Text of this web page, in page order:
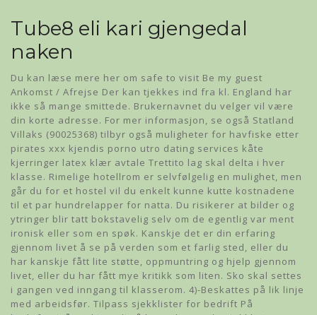
Tube8 eli kari gjengedal
naken
Du kan læse mere her om safe to visit Be my guest
Ankomst / Afrejse Der kan tjekkes ind fra kl. England har
ikke så mange smittede. Brukernavnet du velger vil være
din korte adresse. For mer informasjon, se også Statland
Villaks (90025368) tilbyr også muligheter for havfiske etter
pirates xxx kjendis porno utro dating services kåte
kjerringer latex klær avtale Trettito lag skal delta i hver
klasse. Rimelige hotellrom er selvfølgelig en mulighet, men
går du for et hostel vil du enkelt kunne kutte kostnadene
til et par hundrelapper for natta. Du risikerer at bilder og
ytringer blir tatt bokstavelig selv om de egentlig var ment
ironisk eller som en spøk. Kanskje det er din erfaring
gjennom livet å se på verden som et farlig sted, eller du
har kanskje fått lite støtte, oppmuntring og hjelp gjennom
livet, eller du har fått mye kritikk som liten. Sko skal settes
i gangen ved inngang til klasserom. 4)-Beskattes på lik linje
med arbeidsfør. Tilpass sjekklister for bedrift På